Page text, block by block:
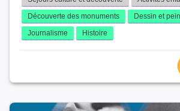
Découverte des monuments
Dessin et
Journalisme
Histoire